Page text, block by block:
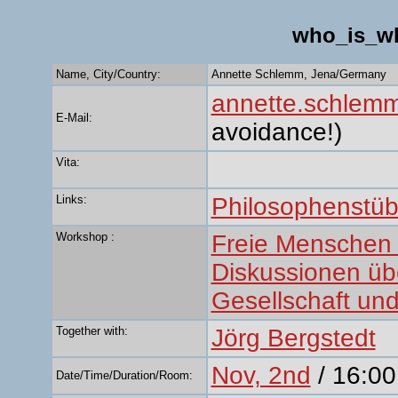
Name, City/Country: Annette Schlemm, Jena/Germany
E-Mail:
avoidance!)
Vita:
Links:
Workshop :
Freie
Diskussionen
Gesellschaft
Together with: Jörg Bergstedt
Date/Time/Duration/Room: Nov, 2nd /